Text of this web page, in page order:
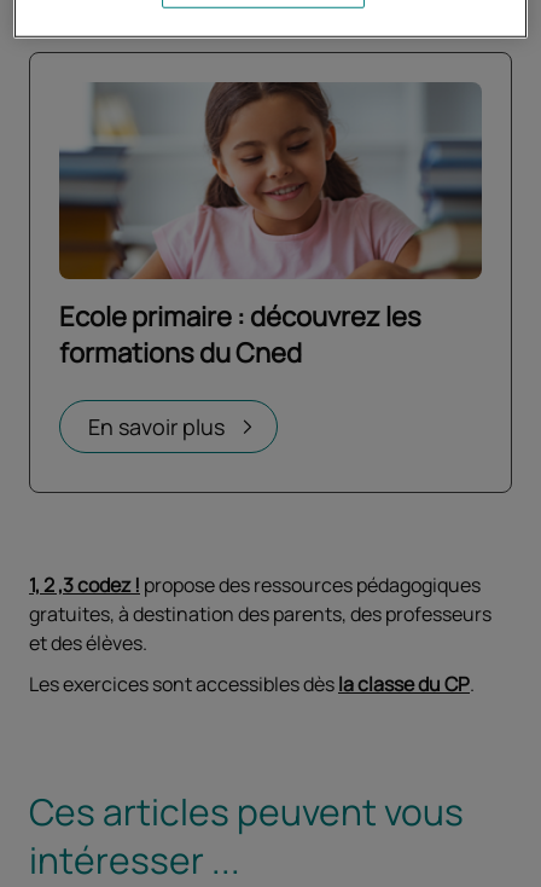
Ecole primaire : découvrez les
formations du Cned
En savoir plus
Ouvrir dans un nouvel onglet
1, 2 ,3 codez ! propose des ressources pédagogiques
gratuites, à destination des parents, des professeurs
et des élèves.
Les exercices sont accessibles dèsla classe du CP.
Ces articles peuvent vous
intéresser ...